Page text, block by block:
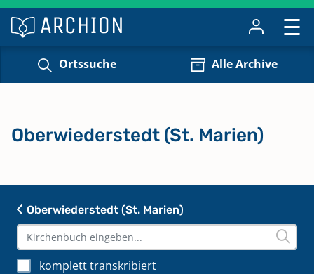
Ortssuche Alle Archive
Oberwiederstedt (St. Marien)
komplett transkribiert
Oberwiederstedt (St. Marien)